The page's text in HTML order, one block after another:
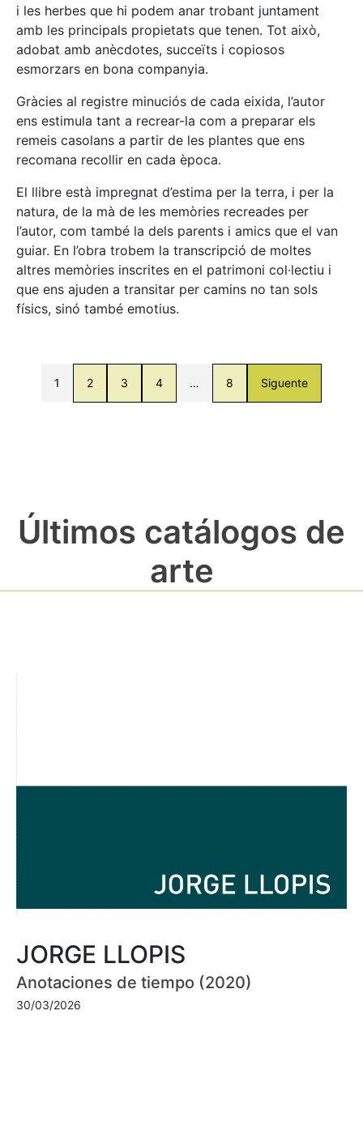
i les herbes que hi podem anar trobant juntament
amb les principals propietats que tenen. Tot això,
adobat amb anècdotes, succeïts i copiosos
esmorzars en bona companyia.
Gràcies al registre minuciós de cada eixida, l’autor
ens estimula tant a recrear-la com a preparar els
remeis casolans a partir de les plantes que ens
recomana recollir en cada època.
El llibre està impregnat d’estima per la terra, i per la
natura, de la mà de les memòries recreades per
l’autor, com també la dels parents i amics que el van
guiar. En l’obra trobem la transcripció de moltes
altres memòries inscrites en el patrimoni col·lectiu i
que ens ajuden a transitar per camins no tan sols
físics, sinó també emotius.
1 2 3 4 … 8 Siguente
Últimos catálogos de
arte
JORGE LLOPIS
Anotaciones de tiempo (2020)
30/03/2026